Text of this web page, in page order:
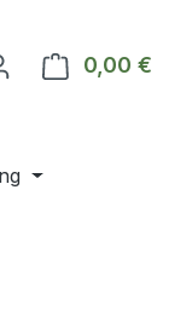
0 Produkte auf
0,00 €